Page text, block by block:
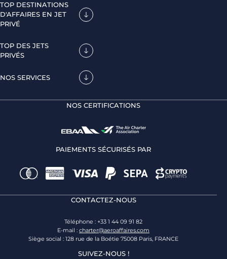
TOP DESTINATIONS
D'AFFAIRES EN JET
PRIVÉ
TOP DES JETS
PRIVÉS
NOS SERVICES
NOS CERTIFICATIONS
PAIEMENTS SÉCURISÉS PAR
CONTACTEZ-NOUS
Téléphone : +33 1 44 09 91 82
E-mail : charter@aeroaffaires.com
Siège social : 128 rue de la Boétie 75008 Paris, FRANCE
SUIVEZ-NOUS !